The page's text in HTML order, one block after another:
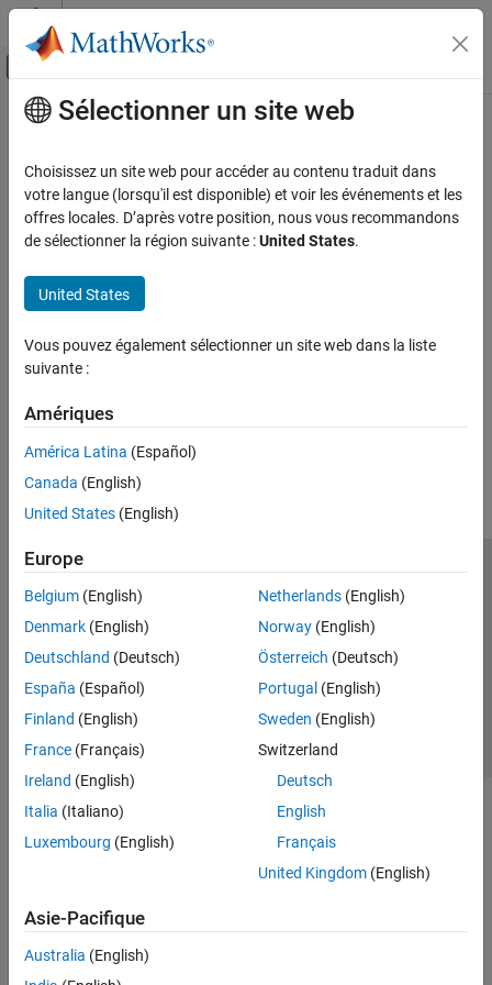
Passer au contenu
Activer/désactiver l'affichage du menu
Accueil de la documentation
Contenu principal
How useful was this information?
Sélectionner un site web
Choisissez un site web pour accéder au contenu traduit dans
votre langue (lorsqu'il est disponible) et voir les événements et les
offres locales. D’après votre position, nous vous recommandons
de sélectionner la région suivante :United States.
United States
Vous pouvez également sélectionner un site web dans la liste
suivante :
Amériques
América Latina (Español)
Canada (English)
United States (English)
Europe
Belgium (English)
Denmark (English)
Deutschland (Deutsch)
España (Español)
Finland (English)
France (Français)
Ireland (English)
Italia (Italiano)
Luxembourg (English)
Netherlands(English)
Norway(English)
Österreich (Deutsch)
Portugal (English)
Sweden (English)
Switzerland
Deutsch
English
Français
United Kingdom(English)
Asie-Pacifique
Australia (English)
Lutte anti-piratage
Contacts locaux
© 1994-2026 The MathWorks, Inc.